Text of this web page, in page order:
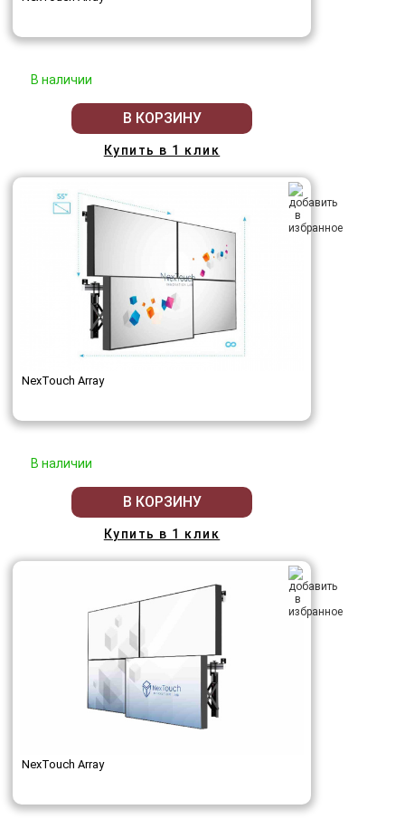
В наличии
В КОРЗИНУ
Купить в 1 клик
NexTouch Array
В наличии
В КОРЗИНУ
Купить в 1 клик
NexTouch Array